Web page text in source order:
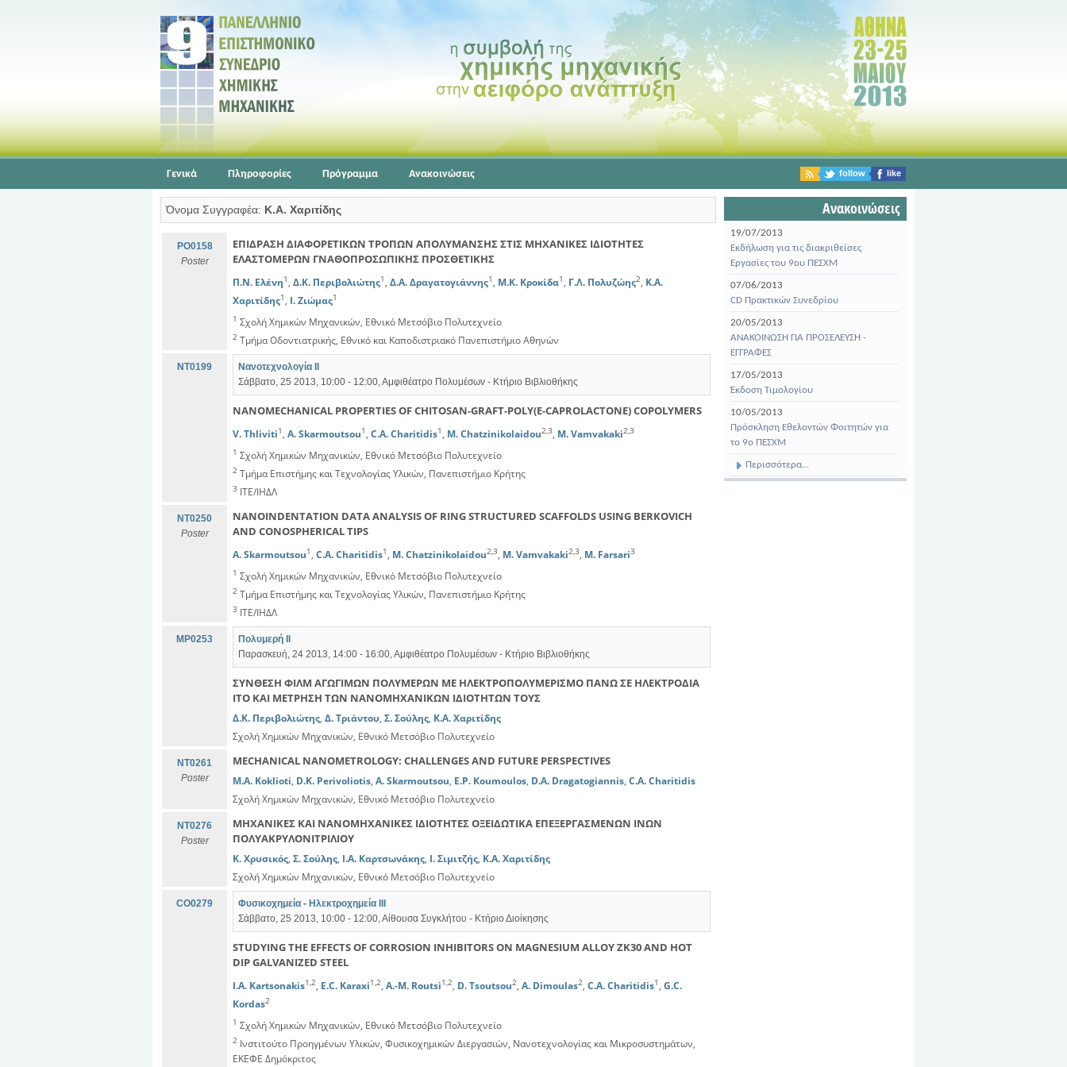
Γενικά Πληροφορίες Πρόγραμμα Ανακοινώσεις follow like
Όνομα Συγγραφέα: Κ.Α. Χαριτίδης
PO0158
Poster
ΕΠΙΔΡΑΣΗ ΔΙΑΦΟΡΕΤΙΚΩΝ ΤΡΟΠΩΝ ΑΠΟΛΥΜΑΝΣΗΣ ΣΤΙΣ ΜΗΧΑΝΙΚΕΣ ΙΔΙΟΤΗΤΕΣ
ΕΛΑΣΤΟΜΕΡΩΝ ΓΝΑΘΟΠΡΟΣΩΠΙΚΗΣ ΠΡΟΣΘΕΤΙΚΗΣ
Π.Ν. Ελένη1 , Δ.Κ. Περιβολιώτης1 , Δ.Α. Δραγατογιάννης1 , Μ.Κ. Κροκίδα1 , Γ.Λ. Πολυζώης2, Κ.Α.
Χαριτίδης1 , Ι. Ζιώμας1
1 Σχολή Χημικών Μηχανικών, Εθνικό Μετσόβιο Πολυτεχνείο
2 Τμήμα Οδοντιατρικής, Εθνικό και Καποδιστριακό Πανεπιστήμιο Αθηνών
NT0199
Νανοτεχνολογία ΙΙ
Σάββατο, 25 2013, 10:00 - 12:00, Αμφιθέατρο Πολυμέσων - Κτήριο Βιβλιοθήκης
NANOMECHANICAL PROPERTIES OF CHITOSAN-GRAFT-POLY(Ε-CAPROLACTONE) COPOLYMERS
V. Thliviti1 , A. Skarmoutsou1 , C.A. Charitidis1 , M. Chatzinikolaidou2,3, M. Vamvakaki2,3
1 Σχολή Χημικών Μηχανικών, Εθνικό Μετσόβιο Πολυτεχνείο
2 Τμήμα Επιστήμης και Τεχνολογίας Υλικών, Πανεπιστήμιο Κρήτης
3 ΙΤΕ/ΙΗΔΛ
NT0250
Poster
NANOINDENTATION DATA ANALYSIS OF RING STRUCTURED SCAFFOLDS USING BERKOVICH
AND CONOSPHERICAL TIPS
A. Skarmoutsou1 , C.A. Charitidis1 , M. Chatzinikolaidou2,3, M. Vamvakaki2,3, M. Farsari3
1 Σχολή Χημικών Μηχανικών, Εθνικό Μετσόβιο Πολυτεχνείο
2 Τμήμα Επιστήμης και Τεχνολογίας Υλικών, Πανεπιστήμιο Κρήτης
3 ΙΤΕ/ΙΗΔΛ
MP0253
Πολυμερή ΙΙ
Παρασκευή, 24 2013, 14:00 - 16:00, Αμφιθέατρο Πολυμέσων - Κτήριο Βιβλιοθήκης
ΣΥΝΘΕΣΗ ΦΙΛΜ ΑΓΩΓΙΜΩΝ ΠΟΛΥΜΕΡΩΝ ΜΕ ΗΛΕΚΤΡΟΠΟΛΥΜΕΡΙΣΜΟ ΠΑΝΩ ΣΕ ΗΛΕΚΤΡΟΔΙΑ
ΙΤΟ ΚΑΙ ΜΕΤΡΗΣΗ ΤΩΝ ΝΑΝΟΜΗΧΑΝΙΚΩΝ ΙΔΙΟΤΗΤΩΝ ΤΟΥΣ
Δ.Κ. Περιβολιώτης, Δ. Τριάντου, Σ. Σούλης, Κ.Α. Χαριτίδης
Σχολή Χημικών Μηχανικών, Εθνικό Μετσόβιο Πολυτεχνείο
NT0261
Poster
MECHANICAL NANOMETROLOGY: CHALLENGES AND FUTURE PERSPECTIVES
M.A. Koklioti, D.K. Perivoliotis, A. Skarmoutsou, E.P. Koumoulos, D.A. Dragatogiannis, C.A. Charitidis
Σχολή Χημικών Μηχανικών, Εθνικό Μετσόβιο Πολυτεχνείο
NT0276
Poster
ΜΗΧΑΝΙΚΕΣ ΚΑΙ ΝΑΝΟΜΗΧΑΝΙΚΕΣ ΙΔΙΟΤΗΤΕΣ ΟΞΕΙΔΩΤΙΚΑ ΕΠΕΞΕΡΓΑΣΜΕΝΩΝ ΙΝΩΝ
ΠΟΛΥΑΚΡΥΛΟΝΙΤΡΙΛΙΟΥ
Κ. Χρυσικός, Σ. Σούλης, Ι.Α. Καρτσωνάκης, Ι. Σιμιτζής, Κ.Α. Χαριτίδης
Σχολή Χημικών Μηχανικών, Εθνικό Μετσόβιο Πολυτεχνείο
CO0279
Φυσικοχημεία - Ηλεκτροχημεία ΙΙΙ
Σάββατο, 25 2013, 10:00 - 12:00, Αίθουσα Συγκλήτου - Κτήριο Διοίκησης
STUDYING THE EFFECTS OF CORROSION INHIBITORS ON MAGNESIUM ALLOY ZK30 AND HOT
DIP GALVANIZED STEEL
I.A. Kartsonakis1,2, E.C. Karaxi1,2, A.-M. Routsi1,2, D. Tsoutsou2, A. Dimoulas2, C.A. Charitidis1 , G.C.
Kordas2
1 Σχολή Χημικών Μηχανικών, Εθνικό Μετσόβιο Πολυτεχνείο
2 Ινστιτούτο Προηγμένων Υλικών, Φυσικοχημικών Διεργασιών, Νανοτεχνολογίας και Μικροσυστημάτων,
ΕΚΕΦΕ Δημόκριτος
Ανακοινώσεις
19/07/2013
Εκδήλωση για τις διακριθείσες
Εργασίες του 9ου ΠΕΣΧΜ
07/06/2013
CD Πρακτικών Συνεδρίου
20/05/2013
ΑΝΑΚΟΙΝΩΣΗ ΓΙΑ ΠΡΟΣΕΛΕΥΣΗ -
ΕΓΓΡΑΦΕΣ
17/05/2013
Έκδοση Τιμολογίου
10/05/2013
Πρόσκληση Εθελοντών Φοιτητών για
το 9ο ΠΕΣΧΜ
Περισσότερα...